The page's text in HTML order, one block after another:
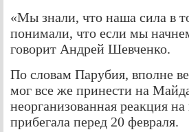
«Мы знали, что наша сила в
понимали, что если мы
говорит Андрей Шевченко.
По словам Парубия, вполне
мог все же принести на
неорганизованная реакция
прибегала перед 20 февраля.